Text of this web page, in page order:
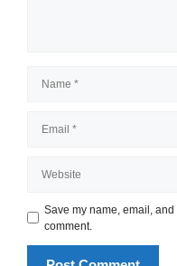
Save my name, email,
comment.